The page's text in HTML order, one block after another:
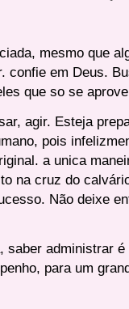
mesmo que
confie em Deus.
que so se
agir. Esteja
pois
a unica
na cruz do
Não deixe
saber administrar
para um